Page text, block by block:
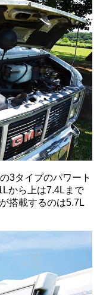
3タイプのパワート
から上は7.4Lまで
搭載するのは5.7L